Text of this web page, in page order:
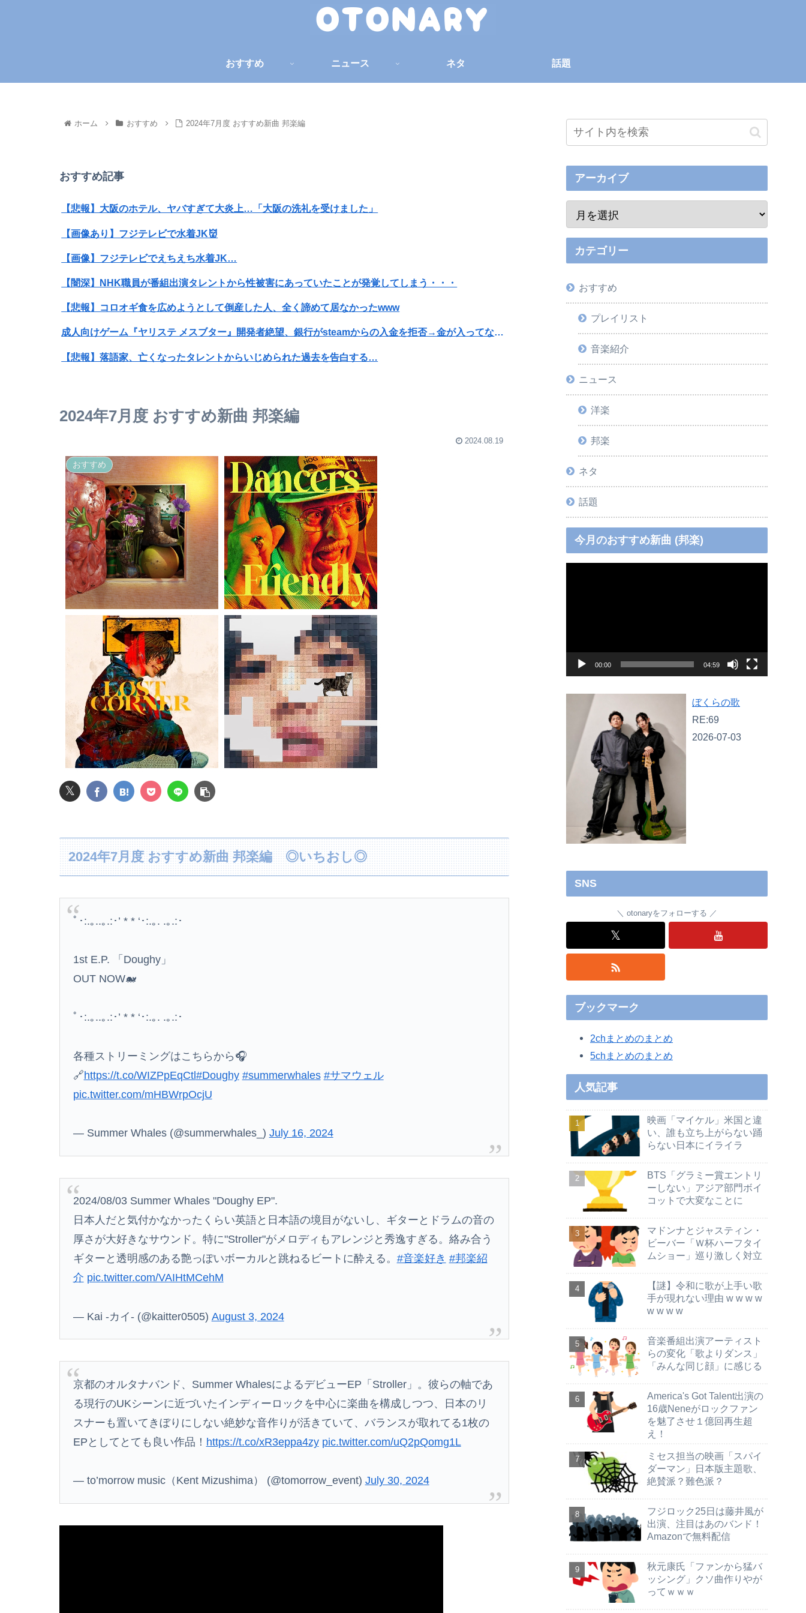
おすすめ ニュース ネタ 話題
ホーム おすすめ 2024年7月度 おすすめ新曲 邦楽編
おすすめ記事
【悲報】大阪のホテル、ヤバすぎて大炎上…「大阪の洗礼を受けました」
【画像あり】フジテレビで水着JK👹
【画像】フジテレビでえちえち水着JK…
【闇深】NHK職員が番組出演タレントから性被害にあっていたことが発覚してしまう・・・
【悲報】コロオギ食を広めようとして倒産した人、全く諦めて居なかったwww
成人向けゲーム『ヤリステ メスブター』開発者絶望、銀行がsteamからの入金を拒否→金が入ってなくても売上金額分の納税義務あり
【悲報】落語家、亡くなったタレントからいじめられた過去を告白する…
息子のオ●ニーを発見したワイの嫁、全ての対応を間違えてしまう…
【悲報】消費税が下がるってけっこう歴史的なことじゃね？
24歳無職女、中学の同級生だった男性にストーカーして逮捕 全く親しくないのに20回以上物品贈る
赤十字、スペイン領セウタに殺到した不法移民に物資を支給
旦那がドケチな奥様
最近知ったどうでもいい情報
【画像】令和最新版・宇垣美里さん(35)wwwwww
【速報】NHK職員が番組出演者から性被害
【動画】台風13号の進路予想、明らかにおかしい…
【悲報】Mrs. GREEN APPLE、マジで逝くwwwwww
息子のオ●ニーを発見したワイの嫁、全ての対応を間違えてしまう…
女子小学生｢先生、好き｣ 教師｢くっ…(葛藤｣→我慢できずハメ撮りカーセックスして教員免許剥奪
【悲報】円安ホクホクで儲けてた日本人、日米政府の異例の共同声明で円安退治されて終わる
地元でのあだ名が氏神になってしまった。怖がった義母が私との接触を避けるようになり...
【朗報】れみひゅーさん、ケータリングに鳥取和牛をゲットしてしまう【AKB48徳永羚海/坂川陽香】
【悲報】ゲーム配信ユーチューバー…家賃8万円の部屋で深夜配信→管理会社から厳重注意されてお気持ち表明
韓国人の対日好感度が過去最高に、「ノージャパン」は終わった？＝ネット「中国より100倍いい」
【画像】相澤仁美のケツがセクシーすぎる
【画像】はいだしょうこ（47）「こんなオバサンでいいの…？」
近所のコープにいる爺さん、隙あらば「他人のカゴ」に商品を入れようとする
織田信長、豊臣秀吉、徳川家康の中で大失敗しても謝ったら許してくれそうなのって徳川家康だよな
【画像】本物の野原ひろしさん、ネクタイが気持ち悪いことになる
2024年7月度 おすすめ新曲 邦楽編
2024.08.19
おすすめ
𝕏
2024年7月度 おすすめ新曲 邦楽編 ◎いちおし◎
ﾟ･:.｡..｡.:･’ * * ‘･:.｡. .｡.:･
1st E.P. 「Doughy」
OUT NOW🐋
ﾟ･:.｡..｡.:･’ * * ‘･:.｡. .｡.:･
各種ストリーミングはこちらから🎧
🔗https://t.co/WIZPpEqCtl#Doughy #summerwhales #サマウェル
pic.twitter.com/mHBWrpOcjU
— Summer Whales (@summerwhales_) July 16, 2024
2024/08/03 Summer Whales "Doughy EP".
日本人だと気付かなかったくらい英語と日本語の境目がないし、ギターとドラムの音の
厚さが大好きなサウンド。特に"Stroller"がメロディもアレンジと秀逸すぎる。絡み合う
ギターと透明感のある艶っぽいボーカルと跳ねるビートに酔える。 #音楽好き #邦楽紹
介 pic.twitter.com/VAIHtMCehM
— Kai -カイ- (@kaitter0505) August 3, 2024
京都のオルタナバンド、Summer WhalesによるデビューEP「Stroller」。彼らの軸であ
る現行のUKシーンに近づいたインディーロックを中心に楽曲を構成しつつ、日本のリ
スナーも置いてきぼりにしない絶妙な音作りが活きていて、バランスが取れてる1枚の
EPとしてとても良い作品！ https://t.co/xR3eppa4zy pic.twitter.com/uQ2pQomg1L
— to’morrow music（Kent Mizushima） (@tomorrow_event) July 30, 2024
アーカイブ
カテゴリー
おすすめ
プレイリスト
音楽紹介
ニュース
洋楽
邦楽
ネタ
話題
今月のおすすめ新曲 (邦楽)
ー
00:00 04:59
ぼくらの歌
RE:69
2026-07-03
SNS
otonaryをフォローする
𝕏
ブックマーク
2chまとめのまとめ
5chまとめのまとめ
人気記事
映画「マイケル」米国と違
い、誰も立ち上がらない踊
らない日本にイライラ
BTS「グラミー賞エントリ
ーしない」アジア部門ボイ
コットで大変なことに
マドンナとジャスティン・
ビーバー「Ｗ杯ハーフタイ
ムショー」巡り激しく対立
【謎】令和に歌が上手い歌
手が現れない理由 w w w w
w w w w
音楽番組出演アーティスト
らの変化「歌よりダンス」
「みんな同じ顔」に感じる
America's Got Talent出演の
16歳Neneがロックファン
を魅了させ１億回再生超
え！
ミセス担当の映画「スパイ
ダーマン」日本版主題歌、
絶賛派？難色派？
フジロック25日は藤井風が
出演、注目はあのバンド！
Amazonで無料配信
秋元康氏「ファンから猛バ
ッシング」クソ曲作りやが
ってｗｗｗ